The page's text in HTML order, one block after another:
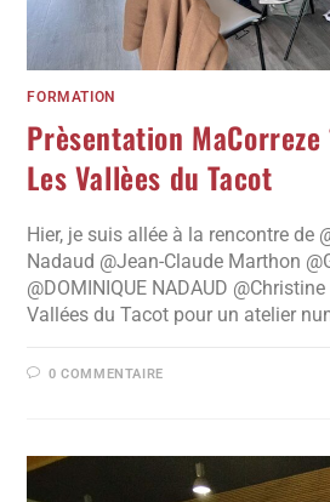
FORMATION
Prèsentation
Les Vallèes du Tacot
Hier, je suis allée à la rencontre de
Nadaud @Jean-Claude Marthon
@DOMINIQUE NADAUD
Vallées du Tacot pour un atelier
0 COMMENTAIRE